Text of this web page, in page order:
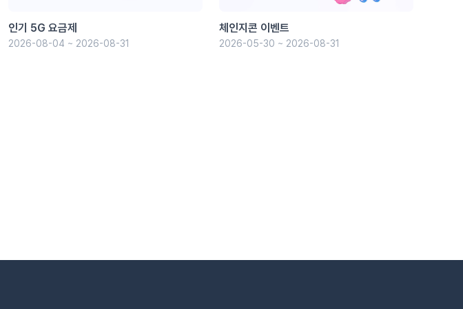
인기 5G 요금제
2026-08-04 ~ 2026-08-31
체인지콘 이벤트
2026-05-30 ~ 2026-08-31